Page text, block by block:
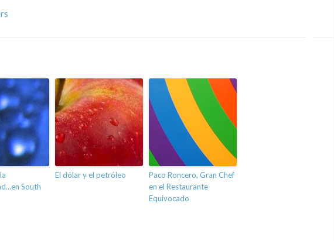
South
El dólar y el petróleo
Paco Roncero, Gran Chef
en el Restaurante
Equivocado